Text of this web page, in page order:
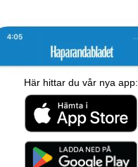
Här hittar du vår nya app: